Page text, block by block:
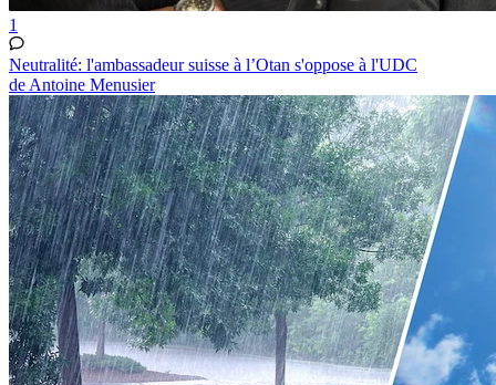
1
Neutralité: l'ambassadeur suisse à l’Otan s'oppose à l'UDC
de Antoine Menusier